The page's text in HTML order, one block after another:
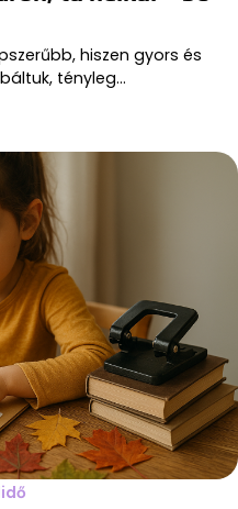
hiszen gyors és
tényleg…